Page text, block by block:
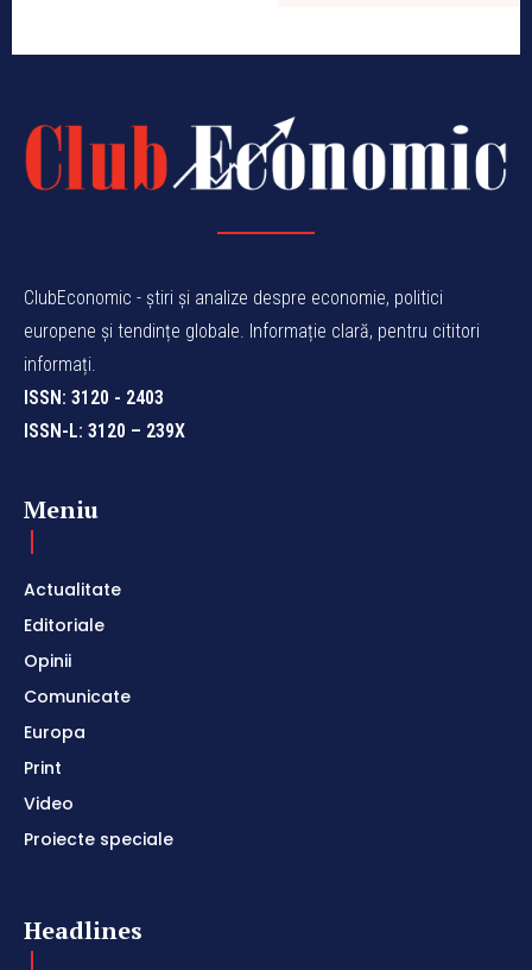
ClubEconomic - știri și analize despre economie, politici
europene și tendințe globale. Informație clară, pentru cititori
informați.
ISSN: 3120 - 2403
ISSN-L: 3120 – 239X
Meniu
Actualitate
Editoriale
Opinii
Comunicate
Europa
Print
Video
Proiecte speciale
Headlines